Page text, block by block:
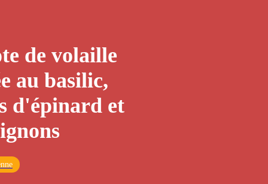
de volaille
au basilic,
d'épinard et